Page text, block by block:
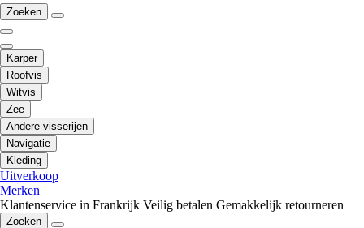
Zoeken
Karper
Roofvis
Witvis
Zee
Andere visserijen
Navigatie
Kleding
Uitverkoop
Merken
Klantenservice in Frankrijk Veilig betalen Gemakkelijk retourneren
Zoeken